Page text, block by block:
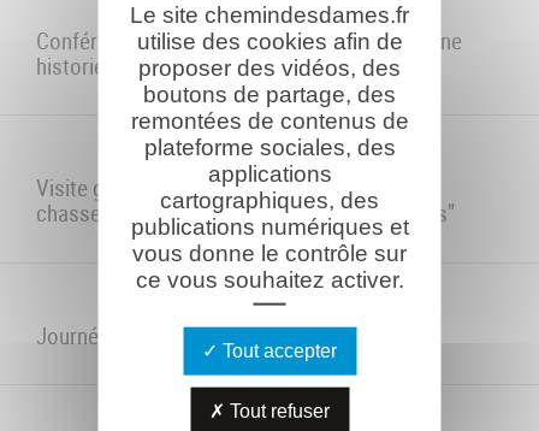
Conférence "Marc Bloch, les deux guerres d'une
historien dans l'Aisne"
Visite guidée " 1917-1940 : dans les pas des
chasseurs alpins autour de Braye en Laonnois"
Journées Européennes du Patrimoine 2020
Le site chemindesdames.fr
utilise des cookies afin de
proposer des vidéos, des
boutons de partage, des
remontées de contenus de
plateforme sociales, des
applications
cartographiques, des
publications numériques et
vous donne le contrôle sur
ce vous souhaitez activer.
Tout accepter
Tout refuser